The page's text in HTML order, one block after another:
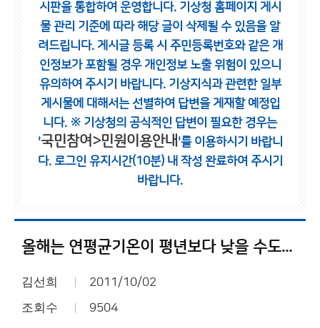
시판을 통합하여 운영합니다. 기상청 홈페이지 게시
물 관리 기준에 따라 해당 글이 삭제될 수 있음을 알
려드립니다. 게시글 등록 시 주민등록번호와 같은 개
인정보가 포함될 경우 개인정보 노출 위험이 있으니
유의하여 주시기 바랍니다. 기상지식과 관련한 일부
게시물에 대해서는 선별하여 답변을 게재할 예정입
니다. ※ 기상청의 공식적인 답변이 필요한 경우는
'국민참여>민원이용안내 '를 이용하시기 바랍니
다. 로그인 유지시간(10분) 내 작성 완료하여 주시기
바랍니다.
올해는 연평균기온이 평년보다 낮을 수도...
김선희 2011/10/02
조회수 9504